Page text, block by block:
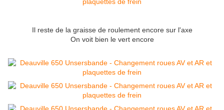
Il reste de la graisse de roulement encore sur l'axe
On voit bien le vert encore